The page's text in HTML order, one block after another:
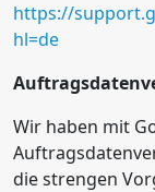
https://
hl=de
Wir haben mit
die strengen